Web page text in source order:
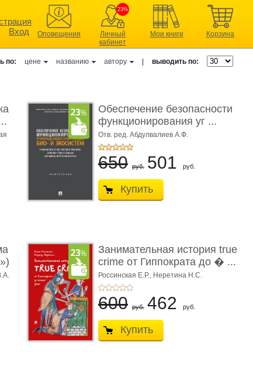
Вход
Оповещения
23%
Личный
кабинет
Мои книги Корзина
по: цене названию автору выводить по:
Обеспечение безопасности
функционирования уг ...
Отв. ред. Абдулвалиев А.Ф.
650 руб. 501 руб.
Купить
Занимательная история true
crime от Гиппократа до � ...
Россинская Е.Р., Неретина Н.С.
600 руб. 462 руб.
Купить